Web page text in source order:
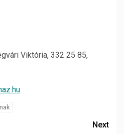
Viktória, 332 25 85,
Next